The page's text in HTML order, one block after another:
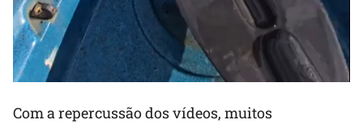
Com a repercussão dos vídeos, muitos